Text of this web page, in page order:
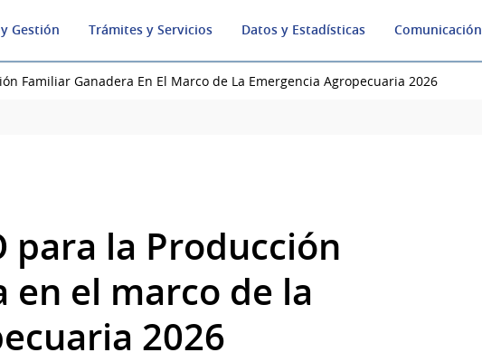
Gestión Trámites y Servicios Datos y Estadísticas Comunicación
Familiar Ganadera En El Marco de La Emergencia Agropecuaria 2026
para la Producción
en el marco de la
2026